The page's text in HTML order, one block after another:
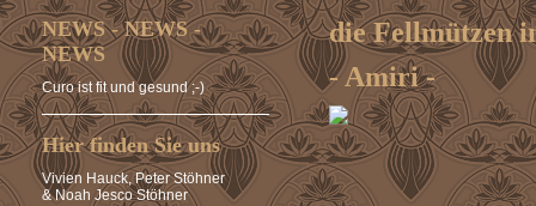
die Fellmützen
- Amiri -
NEWS - NEWS -
NEWS
Curo ist fit und gesund ;-)
Hier finden Sie uns
Vivien Hauck, Peter Stöhner
& Noah Jesco Stöhner